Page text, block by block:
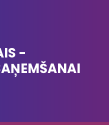
-